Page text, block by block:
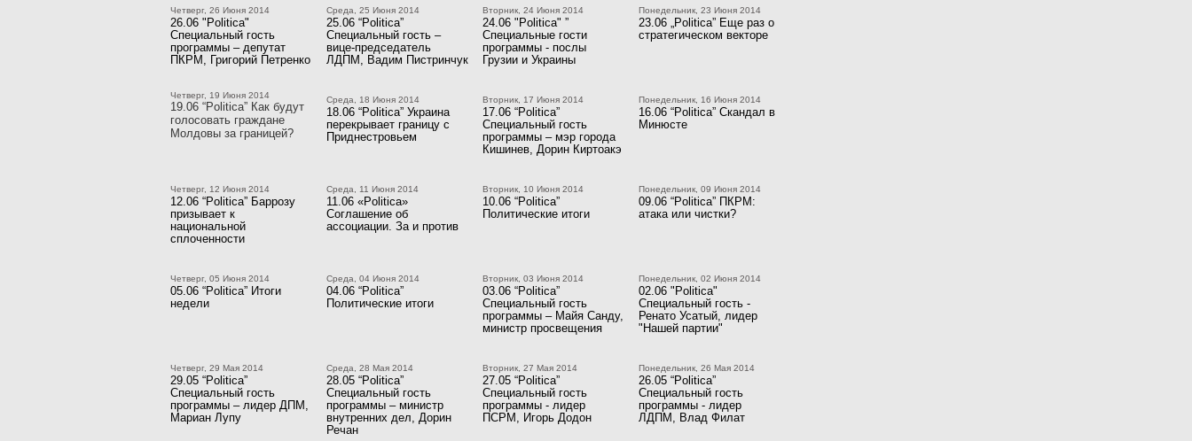
Четверг, 26 Июня 2014
26.06 "Politica"
Специальный гость
программы – депутат
ПКРМ, Григорий Петренко
Среда, 25 Июня 2014
25.06 “Politica”
Специальный гость –
вице-председатель
ЛДПМ, Вадим Пистринчук
Вторник, 24 Июня 2014
24.06 "Politica" ”
Специальные гости
программы - послы
Грузии и Украины
Понедельник, 23 Июня 2014
23.06 „Politica” Еще раз о
стратегическом векторе
Четверг, 19 Июня 2014
19.06 “Politica” Как будут
голосовать граждане
Молдовы за границей?
Среда, 18 Июня 2014
18.06 “Politica” Украина
перекрывает границу с
Приднестровьем
Вторник, 17 Июня 2014
17.06 “Politica”
Специальный гость
программы – мэр города
Кишинев, Дорин Киртоакэ
Понедельник, 16 Июня 2014
16.06 “Politica” Скандал в
Минюсте
Четверг, 12 Июня 2014
12.06 “Politica” Баррозу
призывает к
национальной
сплоченности
Среда, 11 Июня 2014
11.06 «Politica»
Соглашение об
ассоциации. За и против
Вторник, 10 Июня 2014
10.06 “Politica”
Политические итоги
Понедельник, 09 Июня 2014
09.06 “Politica” ПКРМ:
атака или чистки?
Четверг, 05 Июня 2014
05.06 “Politica” Итоги
недели
Среда, 04 Июня 2014
04.06 “Politica”
Политические итоги
Вторник, 03 Июня 2014
03.06 “Politica”
Специальный гость
программы – Майя Санду,
министр просвещения
Понедельник, 02 Июня 2014
02.06 "Politica"
Специальный гость -
Ренато Усатый, лидер
"Нашей партии"
Четверг, 29 Мая 2014
29.05 “Politica”
Специальный гость
программы – лидер ДПМ,
Мариан Лупу
Среда, 28 Мая 2014
28.05 “Politica”
Специальный гость
программы – министр
внутренних дел, Дорин
Речан
Вторник, 27 Мая 2014
27.05 “Politica”
Специальный гость
программы - лидер
ПСРМ, Игорь Додон
Понедельник, 26 Мая 2014
26.05 “Politica”
Специальный гость
программы - лидер
ЛДПМ, Влад Филат